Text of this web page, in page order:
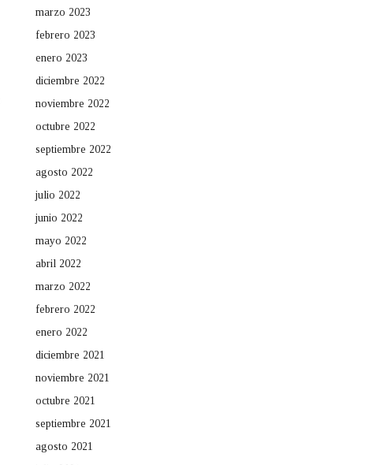
marzo 2023
febrero 2023
enero 2023
diciembre 2022
noviembre 2022
octubre 2022
septiembre 2022
agosto 2022
julio 2022
junio 2022
mayo 2022
abril 2022
marzo 2022
febrero 2022
enero 2022
diciembre 2021
noviembre 2021
octubre 2021
septiembre 2021
agosto 2021